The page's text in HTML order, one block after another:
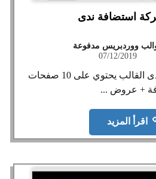
استضافة ندى
ووردبريس مدفوعة
07/12/2019
قالب شركة استضافة ندى القالب يحتوي على 10 صفحات
+ عروض ...
اقرأ المزيد